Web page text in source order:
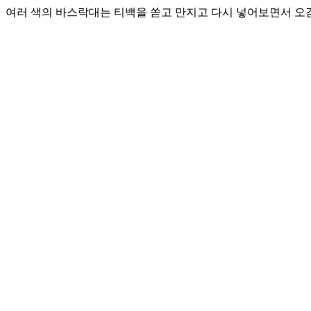
여러 색의 바스락대는 티백을 쏟고 만지고 다시 넣어보면서 오